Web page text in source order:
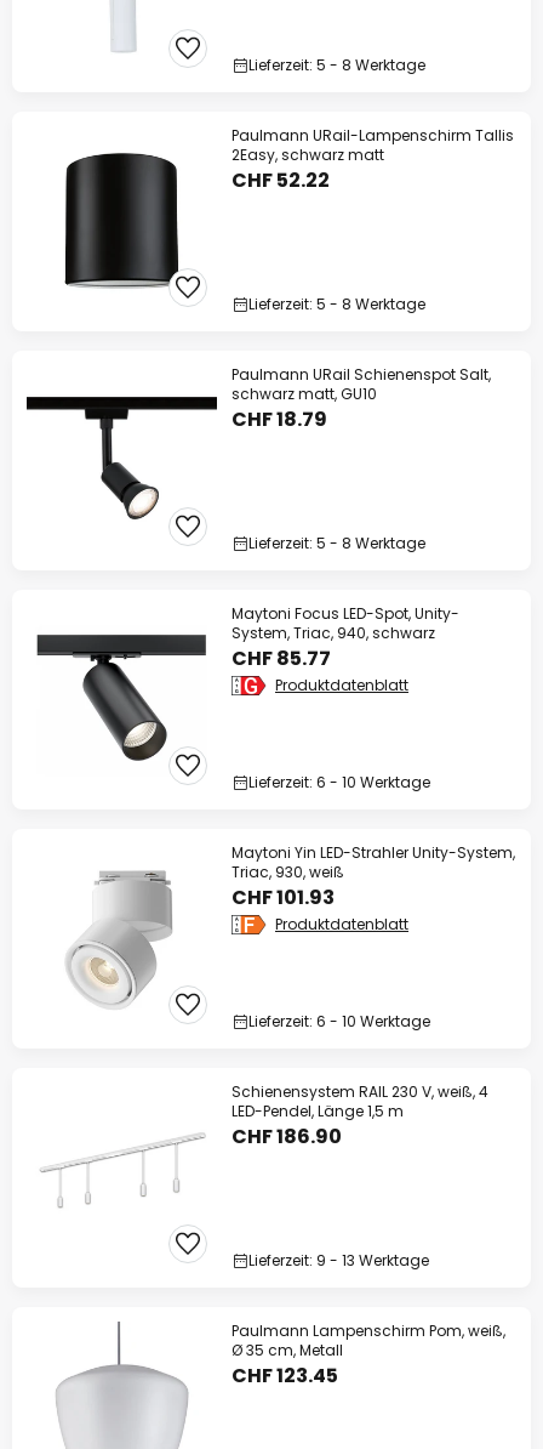
Lieferzeit: 5 - 8 Werktage
Paulmann URail-Lampenschirm Tallis
2Easy, schwarz matt
CHF 52.22
Lieferzeit: 5 - 8 Werktage
Paulmann URail Schienenspot Salt,
schwarz matt, GU10
CHF 18.79
Lieferzeit: 5 - 8 Werktage
Maytoni Focus LED-Spot, Unity-
System, Triac, 940, schwarz
CHF 85.77
Produktdatenblatt
Lieferzeit: 6 - 10 Werktage
Maytoni Yin LED-Strahler Unity-System,
Triac, 930, weiß
CHF 101.93
Produktdatenblatt
Lieferzeit: 6 - 10 Werktage
Schienensystem RAIL 230 V, weiß, 4
LED-Pendel, Länge 1,5 m
CHF 186.90
Lieferzeit: 9 - 13 Werktage
Paulmann Lampenschirm Pom, weiß,
Ø 35 cm, Metall
CHF 123.45